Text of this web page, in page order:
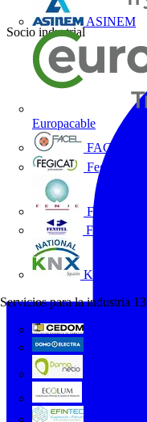
ASINEM
Europacable
FACEL
Fegicat
FENIE
FENITEL
KNX España
Servicios para la industria 13
Socio industrial